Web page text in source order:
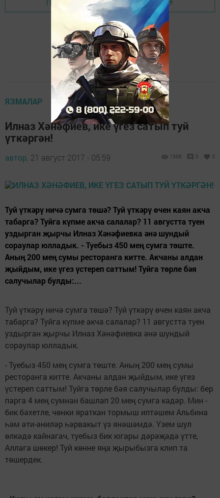
Перейти на страницу новости
ЯЗМАЛАР
Илназ Хәнәфиев, ике үгез сатып туй
үткәргән!
автор, 21 август 2017 - 05:59 1306 0 0
Туй үткәрү ничә сумга төшә? Туй үткәрү өчен каян акча
табарга? Туйга күпме акча салалар? 11 августта туен
уздырган җырчы Илназ Хәнәфиевка әнә шундый
сораулар юлладык. - Туебыз 450 мең сумга төште.
Аның 200 мең сумы ресторанга китте. Акчаны алдан
җыйдым, ике үгез үстереп саттым! Туйга төрле бәя
салучылар булды:...
Туй үткәрү ничә сумга төшә? Туй үткәрү өчен каян акча
табарга? Туйга күпме акча салалар? 11 августта туен
уздырган җырчы Илназ Хәнәфиевка әнә шундый
сораулар юлладык.
- Туебыз 450 мең сумга төште. Аның 200 мең сумы
ресторанга китте. Акчаны алдан җыйдым, ике үгез
үстереп саттым! Туйга төрле бәя салучылар булды: бер
парга 4 мең сумнан башлап 20 мең сумга кадәр. Мин -
бик бәхетле, чөнки яраткан тормыш иптәшем Альбина
һәм әти-әниләр һәрвакыт үз янәшәмдә. Үзем шул
өлкәдә кайнагач, туебыз бик югары дәрәҗәдә үтте,
Аллага шөкер! Туй көнне яңа җырыбызга клип та
төшердек.